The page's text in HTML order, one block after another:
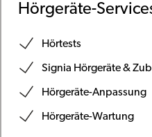
Hörgeräte-
Hörtests
Signia Hörgeräte &
Hörgeräte-Anpassung
Hörgeräte-Wartung